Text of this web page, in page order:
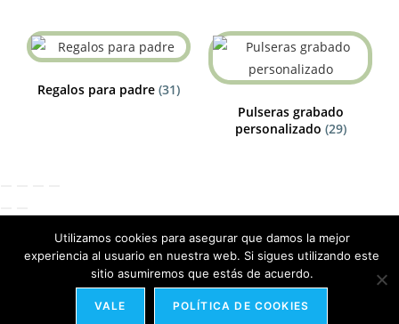
Regalos para padre (31)
Pulseras grabado
personalizado (29)
Utilizamos cookies para asegurar que damos la mejor
experiencia al usuario en nuestra web. Si sigues utilizando este
sitio asumiremos que estás de acuerdo.
VALE POLÍTICA DE COOKIES